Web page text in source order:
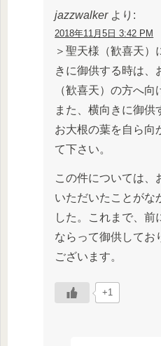
jazzwalker より:
2018年11月5日 3:42 PM
＞聖天様（歓喜天）
きに御供する時は、
（歓喜天）の方へ向
また、横向きに御供
お大根の葉を自ら向
て下さい。
この件については、
いただいたことがな
した。これまで、前
ならって御供してお
ございます。
+1